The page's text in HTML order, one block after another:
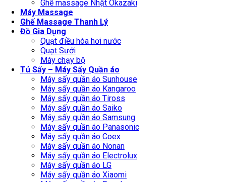
Ghế massage Nhật Okazaki
Máy Massage
Ghế Massage Thanh Lý
Đồ Gia Dụng
Quạt điều hòa hơi nước
Quạt Sưởi
Máy chạy bộ
Tủ Sấy – Máy Sấy Quần áo
Máy sấy quần áo Sunhouse
Máy sấy quần áo Kangaroo
Máy sấy quần áo Tiross
Máy sấy quần áo Saiko
Máy sấy quần áo Samsung
Máy sấy quần áo Panasonic
Máy sấy quần áo Coex
Máy sấy quần áo Nonan
Máy sấy quần áo Electrolux
Máy sấy quần áo LG
Máy sấy quần áo Xiaomi